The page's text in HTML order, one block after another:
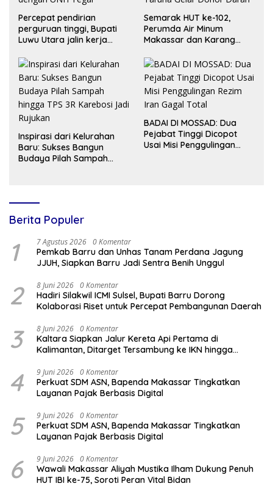
Percepat pendirian
perguruan tinggi, Bupati
Luwu Utara jalin kerja
Semarak HUT ke-102,
Perumda Air Minum
Makassar dan Karang
Inspirasi dari Kelurahan
Baru: Sukses Bangun
Budaya Pilah Sampah
BADAI DI MOSSAD: Dua
Pejabat Tinggi Dicopot
Usai Misi Penggulingan
Berita Populer
1 7 Agustus 2026 0 Komentar
Pemkab Barru dan Unhas Tanam Perdana Jagung
JJUH, Siapkan Barru Jadi Sentra Benih Unggul
2 8 Juni 2026 0 Komentar
Hadiri Silakwil ICMI Sulsel, Bupati Barru Dorong
Kolaborasi Riset untuk Percepat Pembangunan Daerah
3 8 Juni 2026 0 Komentar
Kaltara Siapkan Jalur Kereta Api Pertama di
Kalimantan, Ditarget Tersambung ke IKN hingga
4 9 Juni 2026 0 Komentar
Perkuat SDM ASN, Bapenda Makassar Tingkatkan
Layanan Pajak Berbasis Digital
5 9 Juni 2026 0 Komentar
Perkuat SDM ASN, Bapenda Makassar Tingkatkan
Layanan Pajak Berbasis Digital
6 9 Juni 2026 0 Komentar
Wawali Makassar Aliyah Mustika Ilham Dukung Penuh
HUT IBI ke-75, Soroti Peran Vital Bidan